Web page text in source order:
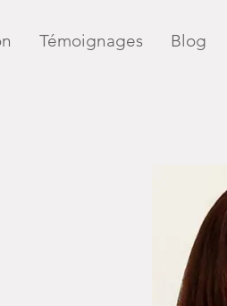
Témoignages Blog